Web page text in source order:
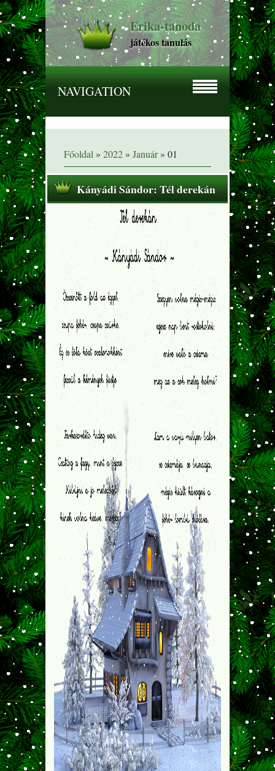
Erika-tanoda
játékos tanulás
NAVIGATION
Főoldal » 2022 » Január » 01
Kányádi Sándor: Tél derekán